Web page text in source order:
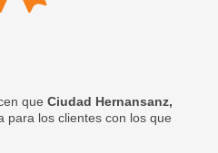
que Ciudad Hernansanz,
para los clientes con los que